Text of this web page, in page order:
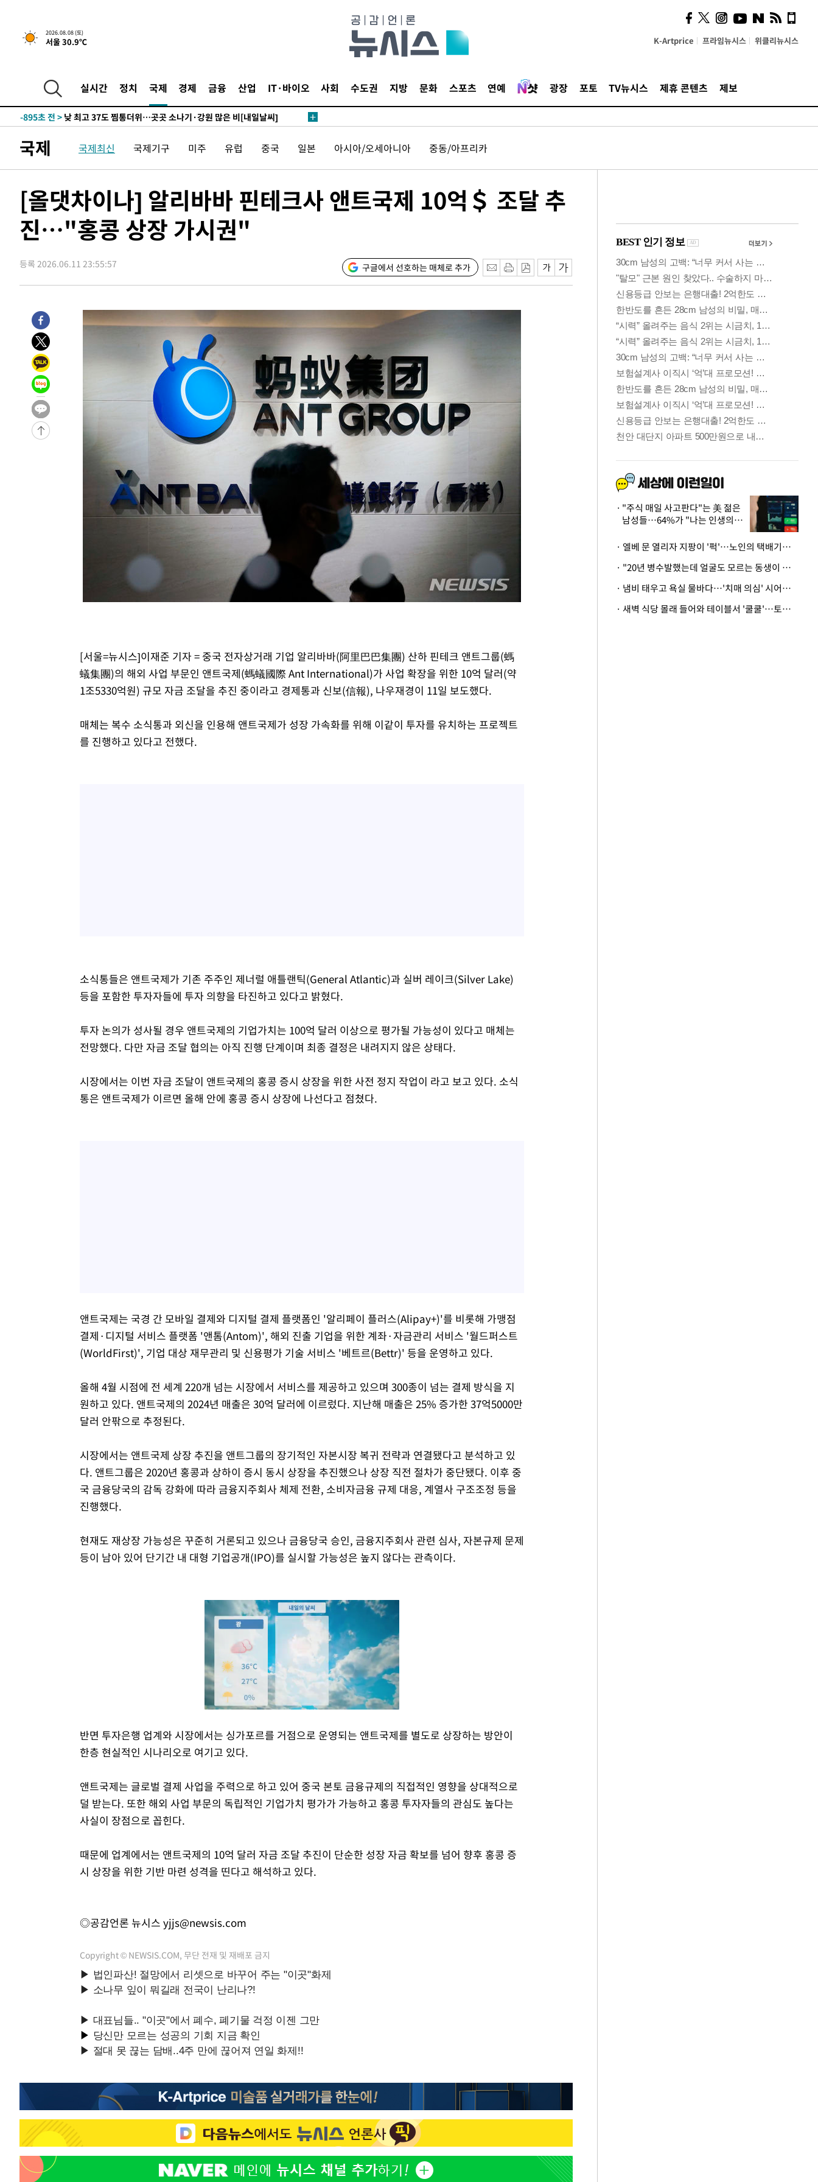
2026.08.08 (토)
서울 30.9℃ K-Artprice 프라임뉴시스 위클리뉴시스
실시간 정치 국제 경제 금융 산업 IT·바이오 사회 수도권 지방 문화 스포츠 연예 광장 포토 TV뉴시스 제휴 콘텐츠 제보
↓-12344초 전 >[속보]이 대통령 "부동산 공급 기존 사고방식 매달리지 말고 과감히
실천"
-11429초 전 >이란, "오만과 '중앙 단일 루트' 합의…북쪽 인바운드·남쪽 아웃바
-2961초 전 >
[속보]이 대통령, '호우피해' 안동·의성 관할 4개 면 특별재난지역 선
-2924초 전 >
갈 수도
-895초 전 > 낮 최고 37도 찜통더위…곳곳 소나기·강원 많은 비[내일날씨]
1시간 전 >
여자배구 이재영·이다영 자매, 아제르바이잔 투란VC 입단
1시간 전 >외국인 심판 성 접대 7경기 들여다보니…한국 축구 '5승 2무'
1시간 전 >[속보]코스피, 6200선 약보합…0.60% 내린 6258.77에 마쳐
1시간 전 >
[속보]원·달러 환율, 7.7원 내린 1416.1원 마감
1시간 전 >
[속보] 노원서 40.1도 관측…서울, 2018년 이후 첫 40도
2시간 전 >외신들도 주목한 韓축구 파문…"국민적 공분에 수사 재개"
2시간 전 >11시간 압수수색에 성접대 파문까지…'쑥대밭' 된 축구협회
후임
-19914초 전 >
이강인, 폭염 속 AT마드리드 첫 훈련…80명 식사 대접까지(종합)
-17053초 전 >
미 사업체 일자리, 7월에 2.3만개 순감하고 그 전 2개월 10.3만개
하향수정 (2보)
-16501초 전 >
[속보] 미 사업체, 일자리 7월에 2.3만 개 줄어…실업률은 4.1%로
-12364초 전 >
[속보]이 대통령 "부동산 공급 기존 사고방식 매달리지 말고 과감히
실천"
-11449초 전 >
이란, "오만과 '중앙 단일 루트' 합의…북쪽 인바운드·남쪽 아웃바
운드는 임시"
-3017초 전 >
"낮 기온 소폭 하락"…수도권 폭염중대경보, 폭염경보로 하향
-2981초 전 >
[속보]이 대통령, '호우피해' 안동·의성 관할 4개 면 특별재난지역 선
-2944초 전 >
[단독]중수청 지원 검사들, 정원 초과 시 낮은 계급 임용…희망지 못
낮 최고 37도 찜통더위…곳곳 소나기·강원 많은 비[내일날씨]
SK하이닉스, 용인·청주 팹에 54조 투자…"AI 메모리 수요 선제 대응"
여자배구 이재영·이다영 자매, 아제르바이잔 투란VC 입단
외국인 심판 성 접대 7경기 들여다보니…한국 축구 '5승 2무'
[속보]코스닥, 2.86포인트(0.36%) 내린 798.81마감
[속보]코스피, 6200선 약보합…0.60% 내린 6258.77에 마쳐
[속보]원·달러 환율, 7.7원 내린 1416.1원 마감
[속보] 노원서 40.1도 관측…서울, 2018년 이후 첫 40도
[속보]종합특검, '계엄 수용공간 확보' 신용해 前교정본부장 기소
국제 국제최신 국제기구 미주 유럽 중국 일본 아시아/오세아니아 중동/아프리카
[올댓차이나] 알리바바 핀테크사 앤트국제 10억＄ 조달 추
진…"홍콩 상장 가시권"
등록 2026.06.11 23:55:57 구글에서 선호하는 매체로 추가
[서울=뉴시스]이재준 기자 = 중국 전자상거래 기업 알리바바(阿里巴巴集團) 산하 핀테크 앤트그룹(螞
蟻集團)의 해외 사업 부문인 앤트국제(螞蟻國際 Ant International)가 사업 확장을 위한 10억 달러(약
1조5330억원) 규모 자금 조달을 추진 중이라고 경제통과 신보(信報), 나우재경이 11일 보도했다.
매체는 복수 소식통과 외신을 인용해 앤트국제가 성장 가속화를 위해 이같이 투자를 유치하는 프로젝트
를 진행하고 있다고 전했다.
소식통들은 앤트국제가 기존 주주인 제너럴 애틀랜틱(General Atlantic)과 실버 레이크(Silver Lake)
등을 포함한 투자자들에 투자 의향을 타진하고 있다고 밝혔다.
투자 논의가 성사될 경우 앤트국제의 기업가치는 100억 달러 이상으로 평가될 가능성이 있다고 매체는
전망했다. 다만 자금 조달 협의는 아직 진행 단계이며 최종 결정은 내려지지 않은 상태다.
시장에서는 이번 자금 조달이 앤트국제의 홍콩 증시 상장을 위한 사전 정지 작업이 라고 보고 있다. 소식
통은 앤트국제가 이르면 올해 안에 홍콩 증시 상장에 나선다고 점쳤다.
앤트국제는 국경 간 모바일 결제와 디지털 결제 플랫폼인 '알리페이 플러스(Alipay+)'를 비롯해 가맹점
결제·디지털 서비스 플랫폼 '앤톰(Antom)', 해외 진출 기업을 위한 계좌·자금관리 서비스 '월드퍼스트
(WorldFirst)', 기업 대상 재무관리 및 신용평가 기술 서비스 '베트르(Bettr)' 등을 운영하고 있다.
올해 4월 시점에 전 세계 220개 넘는 시장에서 서비스를 제공하고 있으며 300종이 넘는 결제 방식을 지
원하고 있다. 앤트국제의 2024년 매출은 30억 달러에 이르렀다. 지난해 매출은 25% 증가한 37억5000만
달러 안팎으로 추정된다.
시장에서는 앤트국제 상장 추진을 앤트그룹의 장기적인 자본시장 복귀 전략과 연결됐다고 분석하고 있
다. 앤트그룹은 2020년 홍콩과 상하이 증시 동시 상장을 추진했으나 상장 직전 절차가 중단됐다. 이후 중
국 금융당국의 감독 강화에 따라 금융지주회사 체제 전환, 소비자금융 규제 대응, 계열사 구조조정 등을
진행했다.
현재도 재상장 가능성은 꾸준히 거론되고 있으나 금융당국 승인, 금융지주회사 관련 심사, 자본규제 문제
등이 남아 있어 단기간 내 대형 기업공개(IPO)를 실시할 가능성은 높지 않다는 관측이다.
반면 투자은행 업계와 시장에서는 싱가포르를 거점으로 운영되는 앤트국제를 별도로 상장하는 방안이
한층 현실적인 시나리오로 여기고 있다.
앤트국제는 글로벌 결제 사업을 주력으로 하고 있어 중국 본토 금융규제의 직접적인 영향을 상대적으로
덜 받는다. 또한 해외 사업 부문의 독립적인 기업가치 평가가 가능하고 홍콩 투자자들의 관심도 높다는
사실이 장점으로 꼽힌다.
때문에 업계에서는 앤트국제의 10억 달러 자금 조달 추진이 단순한 성장 자금 확보를 넘어 향후 홍콩 증
시 상장을 위한 기반 마련 성격을 띤다고 해석하고 있다.
◎공감언론 뉴시스 yjjs@newsis.com
Copyright © NEWSIS.COM, 무단 전재 및 재배포 금지
시, 스마트폰 액세서리에
NFC 더했다
"주식 매일 사고판다"는 美 젊은
남성들…64%가 "나는 인생의
· 엘베 문 열리자 지팡이 '퍽'…노인의 택배기사 폭행 이유
· "20년 병수발했는데 얼굴도 모르는 동생이 유산 절반을"…배다른 형제 상속권 있을까
· 냄비 태우고 욕실 물바다…'치매 의심' 시어머니 검사 권유했다가 '날벼락'
· 새벽 식당 몰래 들어와 테이블서 '쿨쿨'…토사물 남기고 사라진 남성